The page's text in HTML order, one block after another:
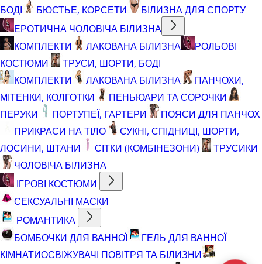
БОДІ
БЮСТЬЕ, КОРСЕТИ
БІЛИЗНА ДЛЯ СПОРТУ
ЕРОТИЧНА ЧОЛОВІЧА БІЛИЗНА
КОМПЛЕКТИ
ЛАКОВАНА БІЛИЗНА
РОЛЬОВІ
КОСТЮМИ
ТРУСИ, ШОРТИ, БОДІ
КОМПЛЕКТИ
ЛАКОВАНА БІЛИЗНА
ПАНЧОХИ,
МІТЕНКИ, КОЛГОТКИ
ПЕНЬЮАРИ ТА СОРОЧКИ
ПЕРУКИ
ПОРТУПЕЇ, ГАРТЕРИ
ПОЯСИ ДЛЯ ПАНЧОХ
ПРИКРАСИ НА ТІЛО
СУКНІ, СПІДНИЦІ, ШОРТИ,
ЛОСИНИ, ШТАНИ
СІТКИ (КОМБІНЕЗОНИ)
ТРУСИКИ
ЧОЛОВІЧА БІЛИЗНА
ІГРОВІ КОСТЮМИ
СЕКСУАЛЬНІ МАСКИ
РОМАНТИКА
БОМБОЧКИ ДЛЯ ВАННОЇ
ГЕЛЬ ДЛЯ ВАННОЇ
КІМНАТИОСВІЖУВАЧІ ПОВІТРЯ ТА БІЛИЗНИ